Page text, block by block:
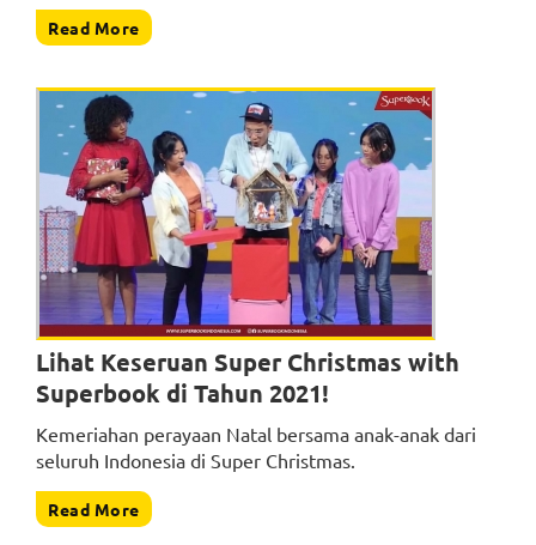
Read More
Lihat Keseruan Super Christmas with
Superbook di Tahun 2021!
Kemeriahan perayaan Natal bersama anak-anak dari
seluruh Indonesia di Super Christmas.
Read More